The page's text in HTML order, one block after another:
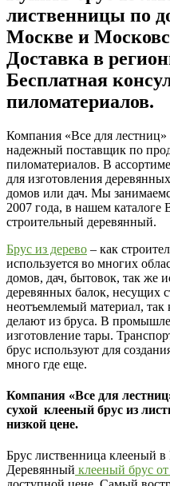
лиственницы по
Москве и
Доставка в
Бесплатная
пиломатериалов.
Компания «Все для
надежный поставщик по
пиломатериалов. В
для изготовления
домов или дач. Мы
2007 года, в нашем
строительный деревянный.
Брус из дерево – как
используется во многих
домов, дач, бытовок, так же
деревянных балок, несущих
неотъемлемый материал, так
делают из бруса. В
изготовление тары.
брус используют для
много где еще.
Компания «Все для
сухой клееный брус из
низкой цене.
Брус лиственница клееный
Деревянный клееный брус